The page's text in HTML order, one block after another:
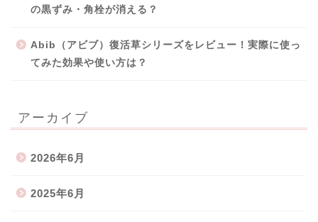
の黒ずみ・角栓が消える？
Abib（アビブ）復活草シリーズをレビュー！実際に使っ
てみた効果や使い方は？
アーカイブ
2026年6月
2025年6月